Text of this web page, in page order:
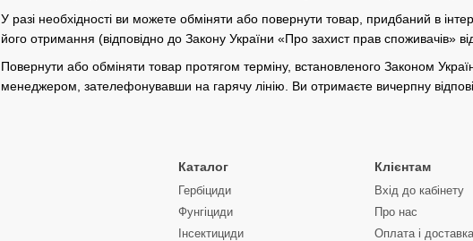
У разі необхідності ви можете обміняти або повернути товар, придбаний в
його отримання (відповідно до Закону України «Про захист прав споживачів»
Повернути або обміняти товар протягом терміну, встановленого Законом
менеджером, зателефонувавши на гарячу лінію. Ви отримаєте вичерпну
Каталог
Гербіциди
Фунгіциди
Інсектициди
Клієнтам
Вхід до кабінету
Про нас
Оплата і доставка